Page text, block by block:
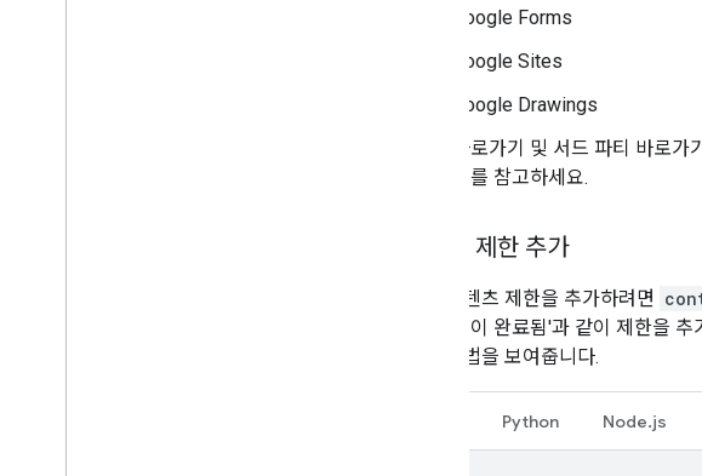
Google Forms
Google Sites
Google Drawings
바로가기 및 서드 파티 바로가
를 참고하세요.
콘텐츠 제한 추가
파일 콘텐츠 제한을 추가하려면
다. '계약이 완료됨'과 같이 제한을
하는 방법을 보여줍니다.
Python Node.js